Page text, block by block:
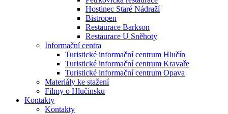
Hostinec Staré Nádraží
Bistropen
Restaurace Barkson
Restaurace U Sněhoty
Informační centra
Turistické informační centrum Hlučín
Turistické informační centrum Kravaře
Turistické informační centrum Opava
Materiály ke stažení
Filmy o Hlučínsku
Kontakty
Kontakty